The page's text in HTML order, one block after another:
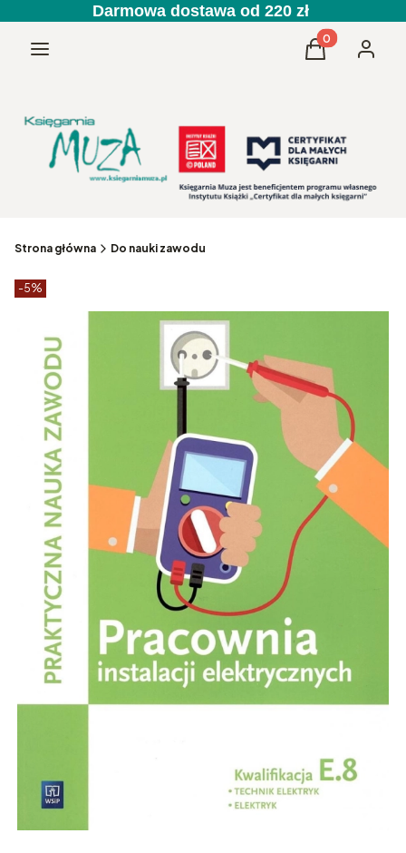
Darmowa dostawa od 220 zł
Menu Produkty w
Koszyk
Strona główna Do nauki zawodu
Etykiety produktu
-5%